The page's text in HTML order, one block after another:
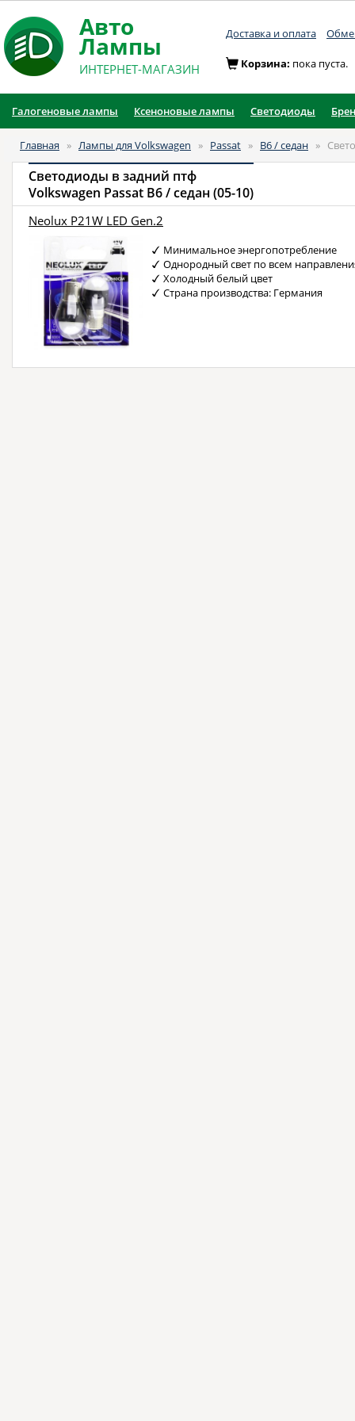
Авто
Лампы
ИНТЕРНЕТ-МАГАЗИН
Доставка и оплата
Корзина: пока пуста.
Галогеновые лампы Ксеноновые лампы Светодиоды
Главная » Лампы для Volkswagen » Passat » B6 / седан »
Светодиоды в задний птф
Volkswagen Passat B6 / седан (05-10)
Neolux P21W LED Gen.2
Минимальное энергопотребление
Однородный свет по всем
Холодный белый цвет
Страна производства: Германия